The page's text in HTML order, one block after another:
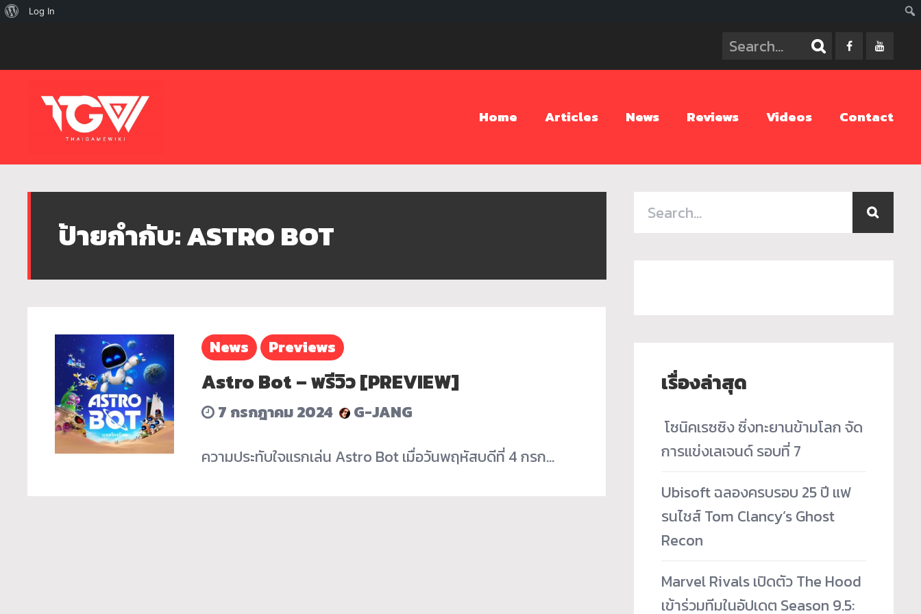
Home Articles News Reviews Videos Contact
ป้ายกำกับ:ASTRO BOT
News Previews
Astro Bot – พรีวิว [PREVIEW]
7 กรกฎาคม 2024
G-JANG
ความประทับใจแรกเล่น Astro Bot เมื่อวันพฤหัสบดีที่ 4 กรก…
เรื่องล่าสุด
­ โซนิคเรซซิง ซิ่งทะยานข้ามโลก จัด
การแข่งเลเจนด์ รอบที่ 7
Ubisoft ฉลองครบรอบ 25 ปี แฟ
รนไชส์ Tom Clancy’s Ghost
Recon
Marvel Rivals เปิดตัว The Hood
เข้าร่วมทีมในอัปเดต Season 9.5:
เกี่ยวLog In